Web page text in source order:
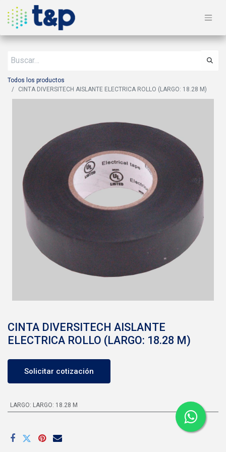
Todos los productos
CINTA DIVERSITECH AISLANTE ELECTRICA ROLLO (LARGO: 18.28 M)
CINTA DIVERSITECH AISLANTE
ELECTRICA ROLLO (LARGO: 18.28 M)
Solicitar cotización
LARGO: LARGO: 18.28 M